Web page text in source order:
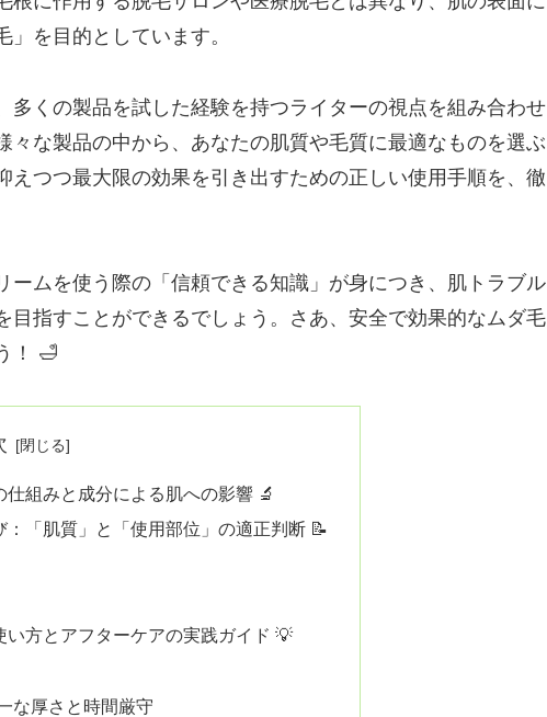
を目的としています。
多くの製品を試した経験を持つライターの視点を組み合わせ
々な製品の中から、あなたの肌質や毛質に最適なものを選ぶ
えつつ最大限の効果を引き出すための正しい使用手順を、徹
ームを使う際の「信頼できる知識」が身につき、肌トラブル
目指すことができるでしょう。さあ、安全で効果的なムダ毛
！ 🛁
組みと成分による肌への影響 🔬
「肌質」と「使用部位」の適正判断 📝
方とアフターケアの実践ガイド 💡
な厚さと時間厳守